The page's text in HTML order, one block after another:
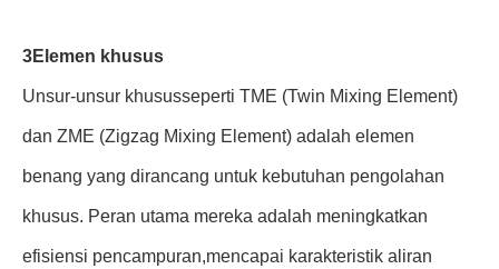
3Elemen khusus
Unsur-unsur khususseperti TME (Twin Mixing Element)
dan ZME (Zigzag Mixing Element) adalah elemen
benang yang dirancang untuk kebutuhan pengolahan
khusus. Peran utama mereka adalah meningkatkan
efisiensi pencampuran,mencapai karakteristik aliran